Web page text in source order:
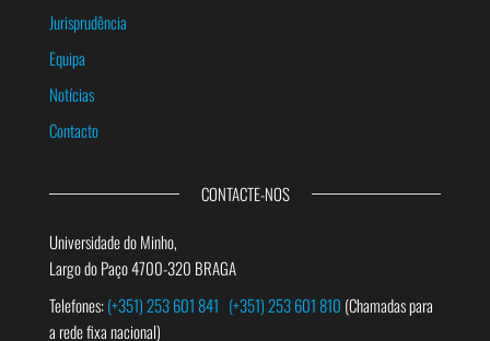
Jurisprudência
Equipa
Notícias
Contacto
CONTACTE-NOS
Universidade do Minho,
Largo do Paço 4700-320 BRAGA
Telefones:(+351) 253 601 841 (+351) 253 601 810 (Chamadas para
a rede fixa nacional)